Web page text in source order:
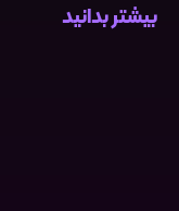
بیشتر بدانید